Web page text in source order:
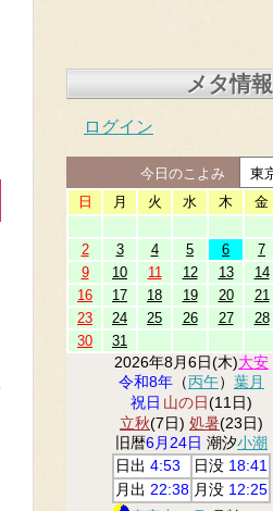
メタ情報
ログイン
今日のこよみ
日
月 火 水 木 金
2
3 4 5 6 7
9
10 11 12 13 14
16
17 18 19 20 21
23
24 25 26 27 28
30
31
2026年8月6日(木)大安
令和8年 （丙午） 葉月
祝日 山の日(11日)
立秋(7日) 処暑(23日)
旧暦6月24日 潮汐小潮
日出 4:53 日没 18:41
月出 22:38 月没 12:25